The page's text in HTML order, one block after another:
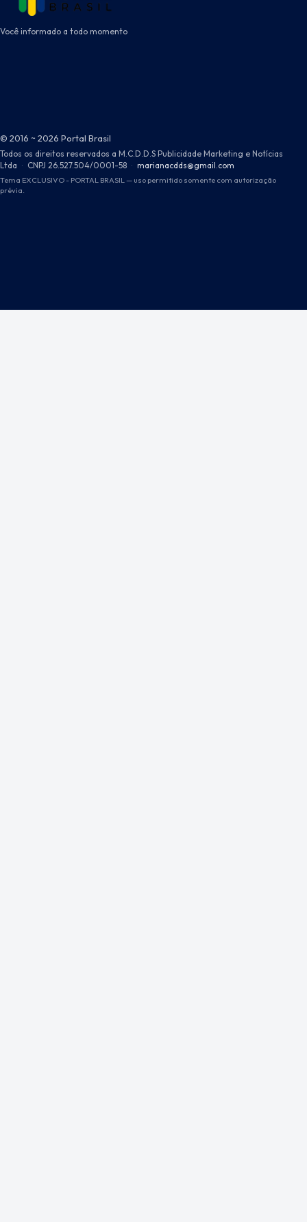
Você informado a todo momento
© 2016 ~ 2026 Portal Brasil
Todos os direitos reservados a M.C.D.D.S Publicidade Marketing e Notícias
Ltda · CNPJ 26.527.504/0001-58 · marianacdds@gmail.com
Tema EXCLUSIVO - PORTAL BRASIL — uso permitido somente com autorização
prévia.